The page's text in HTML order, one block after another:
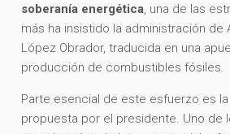
soberanía energética, una de las
más ha insistido la administración de
López Obrador, traducida en una
producción de combustibles fósiles.
Parte esencial de este esfuerzo es
propuesta por el presidente. Uno de